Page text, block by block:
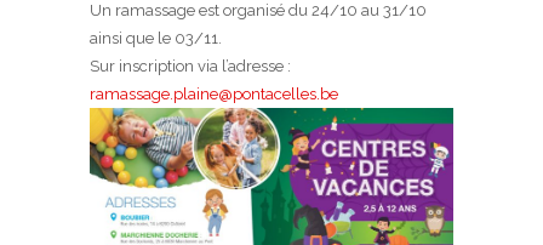
Un ramassage est organisé du 24/10 au 31/10
ainsi que le 03/11.
Sur inscription via l’adresse :
ramassage.plaine@pontacelles.be